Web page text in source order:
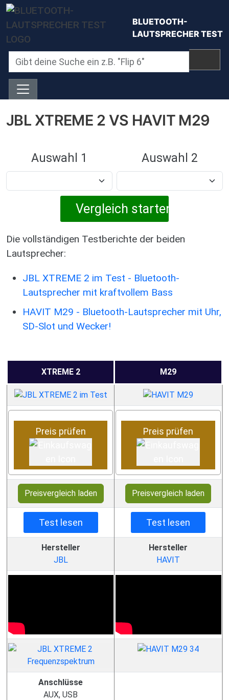
Direkt zum Inhalt
BLUETOOTH-
LAUTSPRECHER TEST
JBL XTREME 2 VS HAVIT M29
Auswahl 1 Auswahl 2
Die vollständigen Testberichte der beiden
Lautsprecher:
JBL XTREME 2 im Test - Bluetooth-
Lautsprecher mit kraftvollem Bass
HAVIT M29 - Bluetooth-Lautsprecher mit Uhr,
SD-Slot und Wecker!
XTREME 2 M29
Preis prüfen Preis prüfen
Preisvergleich laden Preisvergleich laden
Test lesen Test lesen
Hersteller
JBL
Hersteller
HAVIT
Anschlüsse
AUX, USB